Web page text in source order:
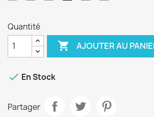
Quantité
 AJOUTER AU
 En Stock
Partager